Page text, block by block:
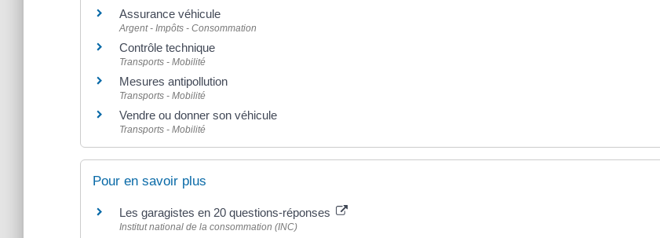
Assurance véhicule
Argent - Impôts - Consommation
Contrôle technique
Transports - Mobilité
Mesures antipollution
Transports - Mobilité
Vendre ou donner son véhicule
Transports - Mobilité
Pour en savoir plus
Les garagistes en 20 questions-réponses
Institut national de la consommation (INC)